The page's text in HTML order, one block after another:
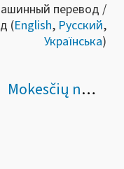
перевод /
(English, Русский,
Українська)
Mokesčių naujienos